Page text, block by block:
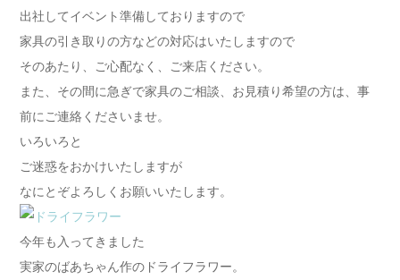
出社してイベント準備しておりますので
家具の引き取りの方などの対応はいたしますので
そのあたり、ご心配なく、ご来店ください。
また、その間に急ぎで家具のご相談、お見積り希望の方は、事
前にご連絡くださいませ。
いろいろと
ご迷惑をおかけいたしますが
なにとぞよろしくお願いいたします。
今年も入ってきました
実家のばあちゃん作のドライフラワー。